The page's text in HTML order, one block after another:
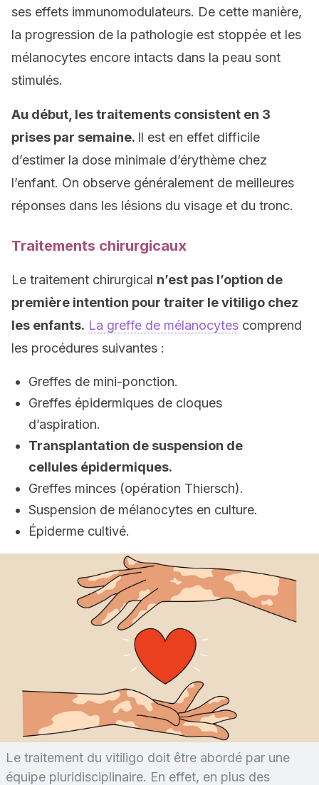
ses effets immunomodulateurs. De cette manière,
la progression de la pathologie est stoppée et les
mélanocytes encore intacts dans la peau sont
stimulés.
Au début, les traitements consistent en 3
prises par semaine. Il est en effet difficile
d’estimer la dose minimale d’érythème chez
l’enfant. On observe généralement de meilleures
réponses dans les lésions du visage et du tronc.
Traitements chirurgicaux
Le traitement chirurgical n’est pas l’option de
première intention pour traiter le vitiligo chez
les enfants. La greffe de mélanocytes comprend
les procédures suivantes :
Greffes de mini-ponction.
Greffes épidermiques de cloques
d’aspiration.
Transplantation de suspension de
cellules épidermiques.
Greffes minces (opération Thiersch).
Suspension de mélanocytes en culture.
Épiderme cultivé.
Le traitement du vitiligo doit être abordé par une
équipe pluridisciplinaire. En effet, en plus des